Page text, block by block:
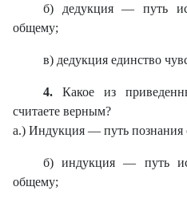
б) дедукция — путь
общему;
в) дедукция единство
4. Какое из
считаете верным?
а.) Индукция — путь познания
б) индукция — путь
общему;